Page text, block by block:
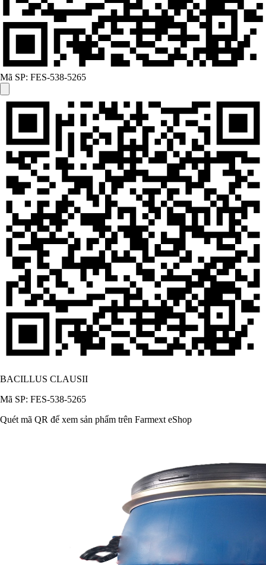
Mã SP: FES-538-5265
BACILLUS CLAUSII
Mã SP: FES-538-5265
Quét mã QR để xem sản phẩm trên Farmext eShop